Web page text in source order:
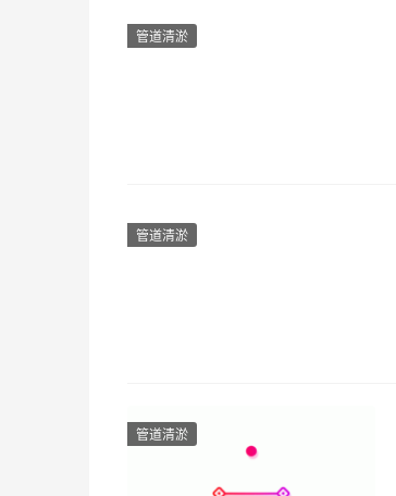
管道清淤
管道清淤
管道清淤